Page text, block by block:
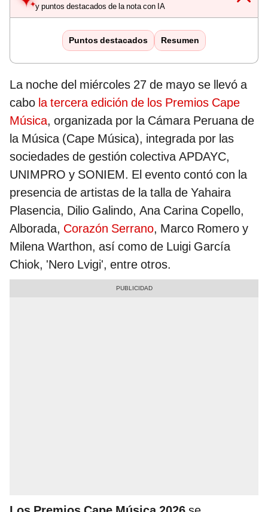
y puntos destacados de la nota con IA
Puntos destacados Resumen
La noche del miércoles 27 de mayo se llevó a
cabo la tercera edición de los Premios Cape
Música, organizada por la Cámara Peruana de
la Música (Cape Música), integrada por las
sociedades de gestión colectiva APDAYC,
UNIMPRO y SONIEM. El evento contó con la
presencia de artistas de la talla de Yahaira
Plasencia, Dilio Galindo, Ana Carina Copello,
Alborada, Corazón Serrano, Marco Romero y
Milena Warthon, así como de Luigi García
Chiok, 'Nero Lvigi', entre otros.